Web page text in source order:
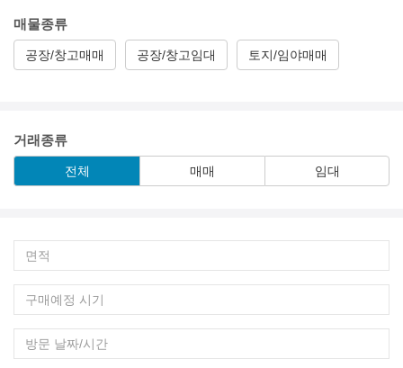
매물종류
공장/창고매매 공장/창고임대 토지/임야매매
거래종류
전체 매매 임대